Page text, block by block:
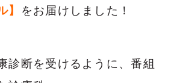
】
をお届けしました！
診断を受けるように、番組